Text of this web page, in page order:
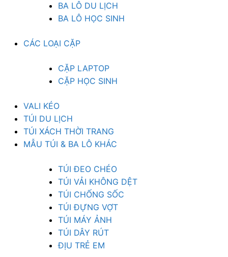
BA LÔ DU LỊCH
BA LÔ HỌC SINH
CÁC LOẠI CẶP
CẶP LAPTOP
CẶP HỌC SINH
VALI KÉO
TÚI DU LỊCH
TÚI XÁCH THỜI TRANG
MẪU TÚI & BA LÔ KHÁC
TÚI ĐEO CHÉO
TÚI VẢI KHÔNG DỆT
TÚI CHỐNG SỐC
TÚI ĐỰNG VỢT
TÚI MÁY ẢNH
TÚI DÂY RÚT
ĐỊU TRẺ EM